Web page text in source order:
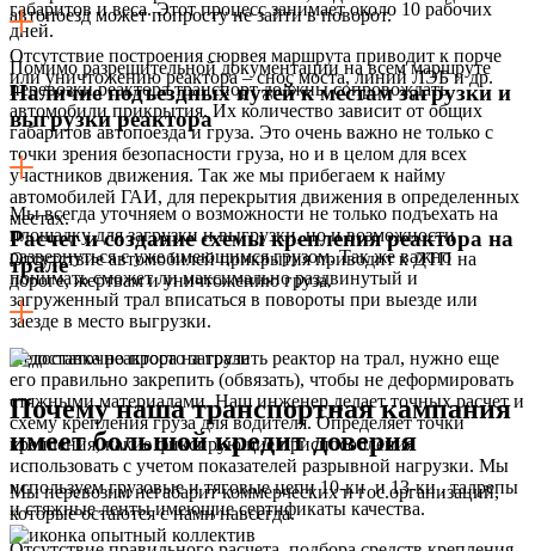
автопоезд может попросту не зайти в поворот.
Отсутствие построения сюрвея маршрута приводит к порче
или уничтожению реактора – снос моста, линий ЛЭБ и др.
габаритов и веса. Этот процесс занимает около 10 рабочих
дней.
Помимо разрешительной документации на всем маршруте
перевозки реактора транспорт должны сопровождать
автомобили прикрытия. Их количество зависит от общих
габаритов автопоезда и груза. Это очень важно не только с
точки зрения безопасности груза, но и в целом для всех
участников движения. Так же мы прибегаем к найму
автомобилей ГАИ, для перекрытия движения в определенных
местах.
Отсутствие автомобилей прикрытия приводит к ДТП на
дороге, жертвам и уничтожению груза.
Наличие подъездных путей к местам загрузки и
выгрузки реактора
Мы всегда уточняем о возможности не только подъехать на
площадку для загрузки и выгрузки, но и возможности
развернуться с уже имеющимся грузом. Так же важно
понимать сможет ли максимально раздвинутый и
загруженный трал вписаться в повороты при выезде или
заезде в место выгрузки.
Расчет и создание схемы крепления реактора на
трале
Недостаточно просто загрузить реактор на трал, нужно еще
его правильно закрепить (обвязать), чтобы не деформировать
стяжными материалами. Наш инженер делает точных расчет и
схему крепления груза для водителя. Определяет точки
крепления, какие фиксирующие приспособления
использовать с учетом показателей разрывной нагрузки. Мы
используем грузовые и тяговые цепи 10-ки и 13-ки , талрепы
и стяжные ленты имеющие сертификаты качества.
Почему наша транспортная кампания
имеет большой кредит доверия
Мы перевозим негабарит коммерческих и гос.организаций,
которые остаются с нами навсегда.